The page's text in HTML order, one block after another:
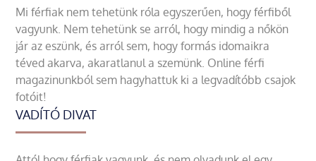
Mi férfiak nem tehetünk róla egyszerűen, hogy férfiből
vagyunk. Nem tehetünk se arról, hogy mindig a nőkön
jár az eszünk, és arról sem, hogy formás idomaikra
téved akarva, akaratlanul a szemünk. Online férfi
magazinunkból sem hagyhattuk ki a legvadítóbb csajok
fotóit!
VADÍTÓ DIVAT